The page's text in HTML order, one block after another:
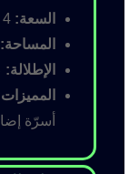
السعة:
المساحة:
الإطلالة:
أسرّة